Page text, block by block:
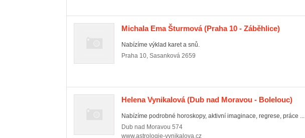
Michala Ema Šturmová(Praha 10 - Záběhlice)
Nabízíme výklad karet a snů.
Praha 10, Sasanková 2659
Helena Vynikalová(Dub nad Moravou - Bolelouc)
Nabízíme podrobné horoskopy, aktivní imaginace, regrese, práce ...
Dub nad Moravou 574
www.astrologie-vynikalova.cz